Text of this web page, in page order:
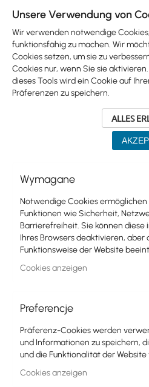
Ubiquiti Mikrotik
Skip
product
list
Ubiquiti
Mikrotik
WiFi & SOHO
Antennas
Switch
Zugangspunkte
Koaxialkabel
Power Supply
Unsere Verwendung von
Wir verwenden notwendige
funktionsfähig zu machen. Wir
Cookies setzen, um sie zu
Cookies nur, wenn Sie sie
dieses Tools wird ein Cookie auf
Präferenzen zu speichern.
ALLES
Wymagane
Notwendige Cookies
Funktionen wie Sicherheit,
Barrierefreiheit. Sie können diese
Ihres Browsers deaktivieren, aber
Funktionsweise der Website
Cookies anzeigen
Preferencje
Präferenz-Cookies werden
und Informationen zu speichern,
und die Funktionalität der
Cookies anzeigen